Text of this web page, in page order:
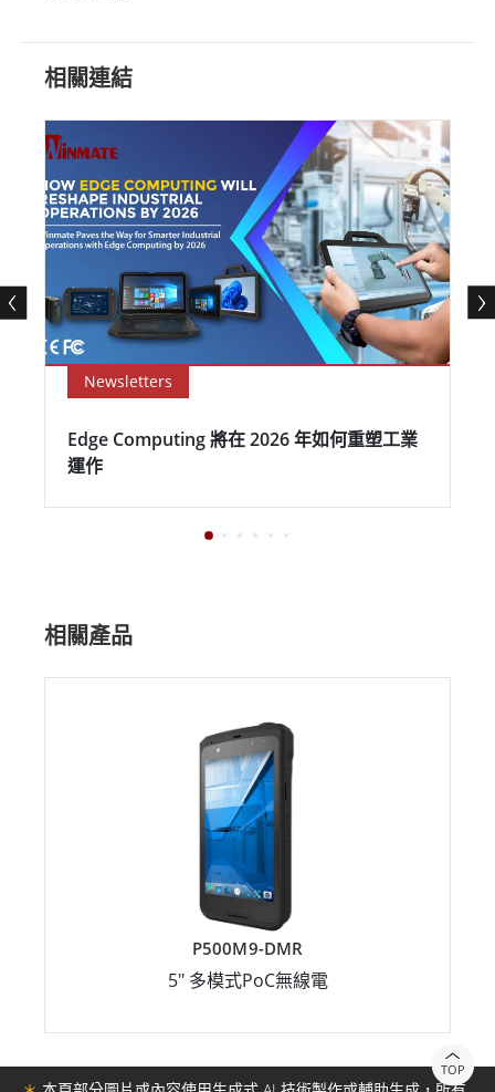
相關連結
Newsletters
Edge Computing 將在 2026 年如何重塑工業
運作
相關產品
P500M9-DMR
5" 多模式PoC無線電
TOP